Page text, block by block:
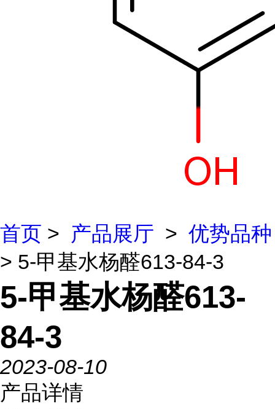
首页 > 产品展厅 > 优势品种
> 5-甲基水杨醛613-84-3
5-甲基水杨醛613-
84-3
2023-08-10
产品详情